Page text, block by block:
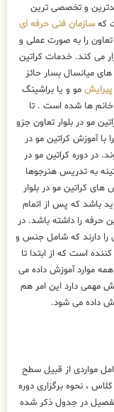
و تخصصی ترین
کهسازمان فنی حرفه ای
تعاون را به صورت عملی و
می کند. خدمات کراتین
میانسال بسار حائز
مو و یا براشینگ
ها شده است . تا
مو در بلوار تعاون جزو
با آموزش کراتین مو در
در دوره کراتین مو در
به تدریس هنرجوها
کراتین مو در بلوار
باشد که پس از اتمام
حرفه را داشته باشد. در
را دارند که شامل جنس و
است که از ابتدا تا
همه موارد آموزش داده می
مهمی دارد این امر هم
داده می شود.
مواردی از قبیل سطح
، نحوه برگزاری دوره
تفصیل در جدول ذکر شده